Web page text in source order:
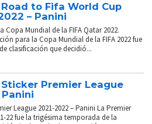
to Fifa World Cup
– Panini
Copa Mundial de la FIFA Qatar 2022.
para la Copa Mundial de la FIFA 2022 fue
clasificación que decidió...
Premier League
League 2021-2022 – Panini La Premier
22 fue la trigésima temporada de la